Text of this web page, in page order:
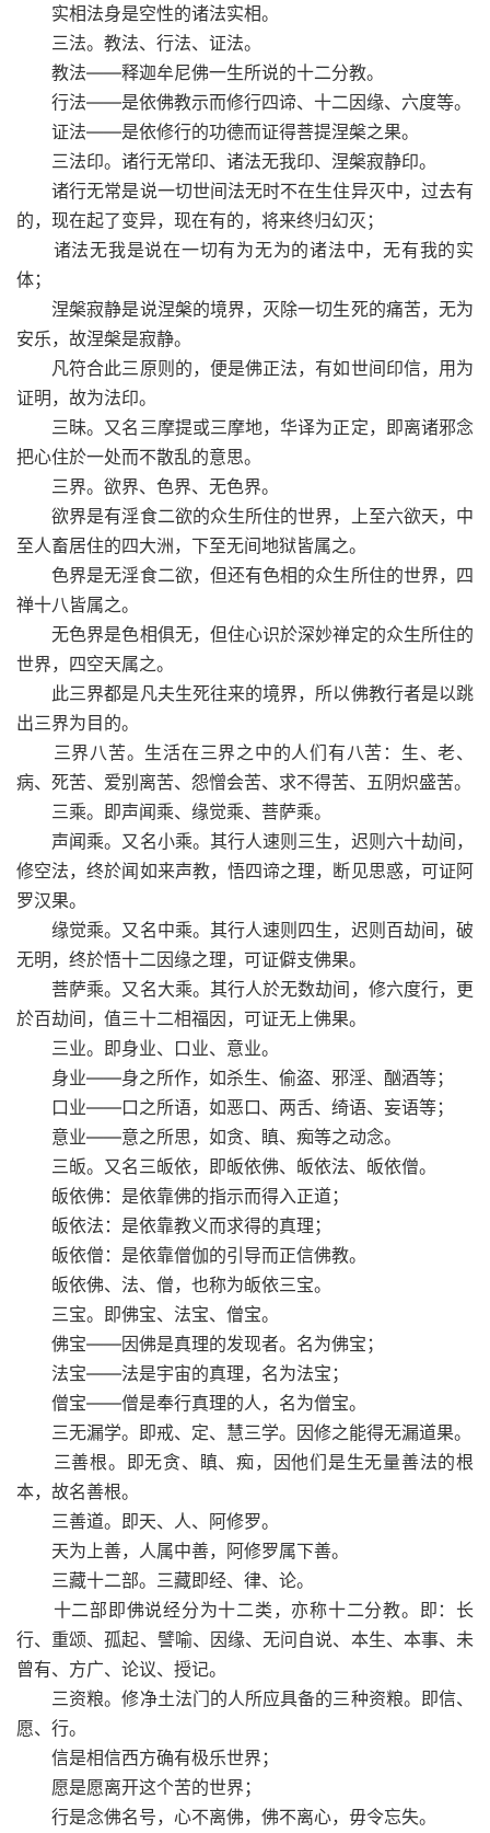
实相法身是空性的诸法实相。
三法。教法、行法、证法。
教法——释迦牟尼佛一生所说的十二分教。
行法——是依佛教示而修行四谛、十二因缘、六度等。
证法——是依修行的功德而证得菩提涅槃之果。
三法印。诸行无常印、诸法无我印、涅槃寂静印。
诸行无常是说一切世间法无时不在生住异灭中，过去有
的，现在起了变异，现在有的，将来终归幻灭；
诸法无我是说在一切有为无为的诸法中，无有我的实
体；
涅槃寂静是说涅槃的境界，灭除一切生死的痛苦，无为
安乐，故涅槃是寂静。
凡符合此三原则的，便是佛正法，有如世间印信，用为
证明，故为法印。
三昧。又名三摩提或三摩地，华译为正定，即离诸邪念
把心住於一处而不散乱的意思。
三界。欲界、色界、无色界。
欲界是有淫食二欲的众生所住的世界，上至六欲天，中
至人畜居住的四大洲，下至无间地狱皆属之。
色界是无淫食二欲，但还有色相的众生所住的世界，四
禅十八皆属之。
无色界是色相俱无，但住心识於深妙禅定的众生所住的
世界，四空天属之。
此三界都是凡夫生死往来的境界，所以佛教行者是以跳
出三界为目的。
三界八苦。生活在三界之中的人们有八苦：生、老、
病、死苦、爱别离苦、怨憎会苦、求不得苦、五阴炽盛苦。
三乘。即声闻乘、缘觉乘、菩萨乘。
声闻乘。又名小乘。其行人速则三生，迟则六十劫间，
修空法，终於闻如来声教，悟四谛之理，断见思惑，可证阿
罗汉果。
缘觉乘。又名中乘。其行人速则四生，迟则百劫间，破
无明，终於悟十二因缘之理，可证僻支佛果。
菩萨乘。又名大乘。其行人於无数劫间，修六度行，更
於百劫间，值三十二相福因，可证无上佛果。
三业。即身业、口业、意业。
身业——身之所作，如杀生、偷盗、邪淫、酗酒等；
口业——口之所语，如恶口、两舌、绮语、妄语等；
意业——意之所思，如贪、瞋、痴等之动念。
三皈。又名三皈依，即皈依佛、皈依法、皈依僧。
皈依佛：是依靠佛的指示而得入正道；
皈依法：是依靠教义而求得的真理；
皈依僧：是依靠僧伽的引导而正信佛教。
皈依佛、法、僧，也称为皈依三宝。
三宝。即佛宝、法宝、僧宝。
佛宝——因佛是真理的发现者。名为佛宝；
法宝——法是宇宙的真理，名为法宝；
僧宝——僧是奉行真理的人，名为僧宝。
三无漏学。即戒、定、慧三学。因修之能得无漏道果。
三善根。即无贪、瞋、痴，因他们是生无量善法的根
本，故名善根。
三善道。即天、人、阿修罗。
天为上善，人属中善，阿修罗属下善。
三藏十二部。三藏即经、律、论。
十二部即佛说经分为十二类，亦称十二分教。即：长
行、重颂、孤起、譬喻、因缘、无问自说、本生、本事、未
曾有、方广、论议、授记。
三资粮。修净土法门的人所应具备的三种资粮。即信、
愿、行。
信是相信西方确有极乐世界；
愿是愿离开这个苦的世界；
行是念佛名号，心不离佛，佛不离心，毋令忘失。